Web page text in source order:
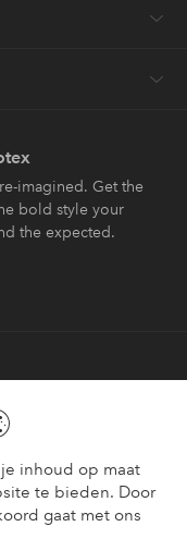
inhoud op maat
te bieden. Door
gaat met ons
imagined. Get the
bold style your
the expected.
betaalopties